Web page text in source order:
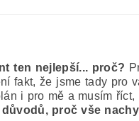
ten nejlepší... proč?
fakt, že jsme tady pro
i pro mě a musím
důvodů, proč vše